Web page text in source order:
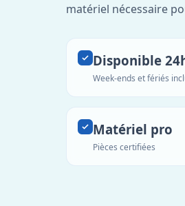
matériel nécessaire
Disponible
Week-ends et fériés
Matériel pro
Pièces certifiées